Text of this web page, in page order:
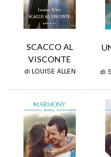
SCACCO AL
VISCONTE
di LOUISE ALLEN di